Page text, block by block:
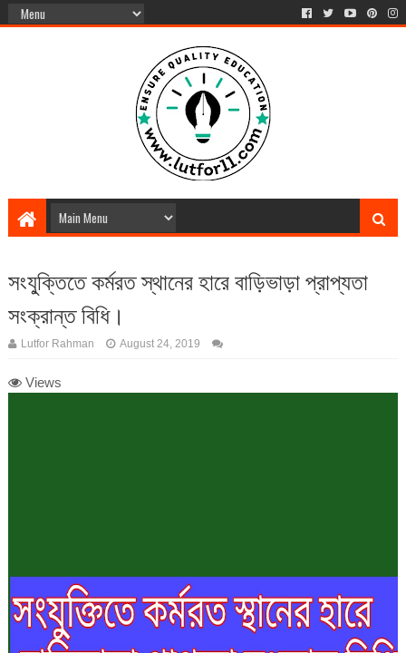
সংযু্ক্তিতে কর্মরত স্থানের হারে বাড়িভাড়া প্রাপ্যতা
সংক্রান্ত বিধি।
Lutfor Rahman August 24, 2019
Views